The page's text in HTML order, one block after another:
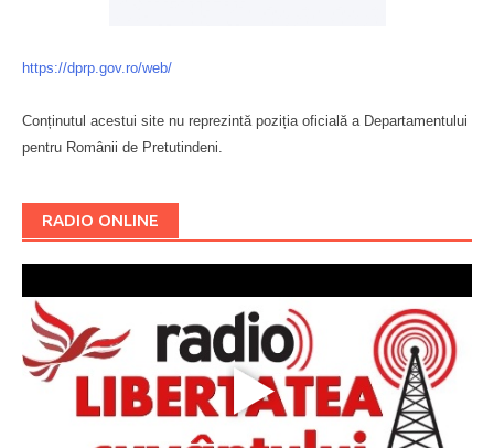
https://dprp.gov.ro/web/
Conținutul acestui site nu reprezintă poziția oficială a Departamentului
pentru Românii de Pretutindeni.
RADIO ONLINE